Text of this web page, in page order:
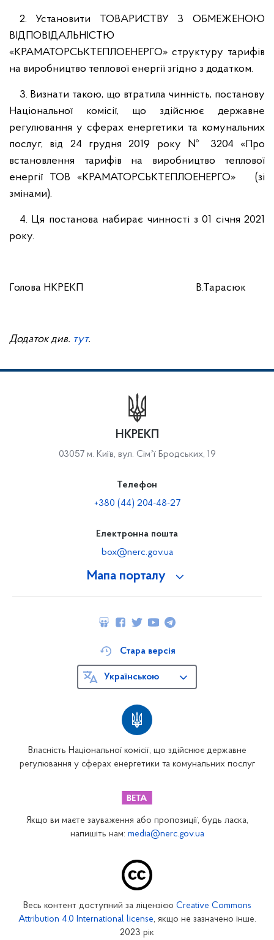
2. Установити ТОВАРИСТВУ З ОБМЕЖЕНОЮ
ВІДПОВІДАЛЬНІСТЮ
«КРАМАТОРСЬКТЕПЛОЕНЕРГО» структуру тарифів
на виробництво теплової енергії згідно з додатком.
3. Визнати такою, що втратила чинність, постанову
Національної комісії, що здійснює державне
регулювання у сферах енергетики та комунальних
послуг, від 24 грудня 2019 року № 3204 «Про
встановлення тарифів на виробництво теплової
енергії ТОВ «КРАМАТОРСЬКТЕПЛОЕНЕРГО»
(зі
змінами).
4. Ця постанова набирає чинності з 01 січня 2021
року.
Голова НКРЕКП В.Тарасюк
Додаток див. тут.
Мапа порталу
НКРЕКП
03057 м. Київ, вул. Сімʼї Бродських, 19
Телефон
+380 (44) 204-48-27
Електронна пошта
box@nerc.gov.ua
Власність Національної комісії, що здійснює державне
регулювання у сферах енергетики та комунальних послуг
Стара версія
Українською
Якщо ви маєте зауваження або пропозиції, будь ласка,
напишіть нам: media@nerc.gov.ua
Весь контент доступний за ліцензією Creative Commons
Attribution 4.0 International license, якщо не зазначено інше.
2023 рік